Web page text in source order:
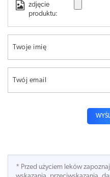
zdjęcie
produktu:
Twoje imię
Twój email
* Przed użyciem leków